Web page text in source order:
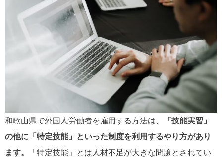
和歌山県で外国人労働者を雇用する方法は、
「技能実習」
の他に「特定技能」といった制度を利用するやり方があり
ます。
「特定技能」とは人材不足が大きな問題とされてい